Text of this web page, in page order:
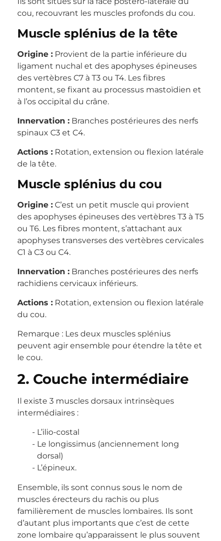
cou, recouvrant les muscles profonds du cou.
Muscle splénius de la tête
Origine : Provient de la partie inférieure du
ligament nuchal et des apophyses épineuses
des vertèbres C7 à T3 ou T4. Les fibres
montent, se fixant au processus mastoïdien et
à l’os occipital du crâne.
Innervation : Branches postérieures des nerfs
spinaux C3 et C4.
Actions : Rotation, extension ou flexion latérale
de la tête.
Muscle splénius du cou
Origine : C’est un petit muscle qui provient
des apophyses épineuses des vertèbres T3 à T5
ou T6. Les fibres montent, s’attachant aux
apophyses transverses des vertèbres cervicales
C1 à C3 ou C4.
Innervation : Branches postérieures des nerfs
rachidiens cervicaux inférieurs.
Actions : Rotation, extension ou flexion latérale
du cou.
Remarque : Les deux muscles splénius
peuvent agir ensemble pour étendre la tête et
le cou.
2. Couche intermédiaire
Il existe 3 muscles dorsaux intrinsèques
intermédiaires :
L’ilio-costal
Le longissimus (anciennement long
dorsal)
L’épineux.
Ensemble, ils sont connus sous le nom de
muscles érecteurs du rachis ou plus
familièrement de muscles lombaires. Ils sont
d’autant plus importants que c’est de cette
zone lombaire qu’apparaissent le plus souvent